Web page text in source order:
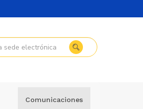
Comunicaciones